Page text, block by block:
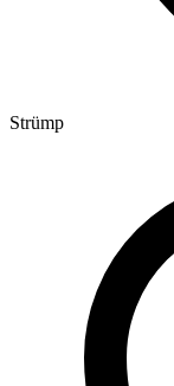
Strümp